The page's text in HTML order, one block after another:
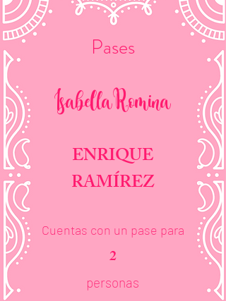
Pases
ENRIQUE
RAMÍREZ
Cuentas con un pase para
2
personas
Isabella Romina